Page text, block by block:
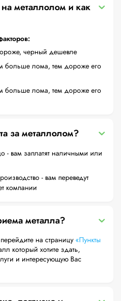
металлолом и как
черный дешевле
больше лома, тем дороже его
больше лома, тем дороже его
за металлолом?
- вам заплатят наличными или
- вам переведут
компании
металла?
на страницу «Пункты
который хотите здать,